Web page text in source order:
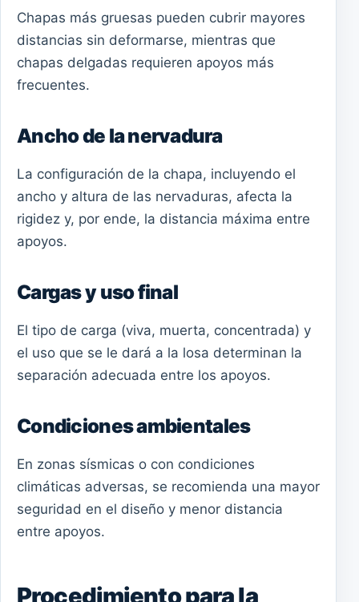
Chapas más gruesas pueden cubrir mayores
distancias sin deformarse, mientras que
chapas delgadas requieren apoyos más
frecuentes.
Ancho de la nervadura
La configuración de la chapa, incluyendo el
ancho y altura de las nervaduras, afecta la
rigidez y, por ende, la distancia máxima entre
apoyos.
Cargas y uso final
El tipo de carga (viva, muerta, concentrada) y
el uso que se le dará a la losa determinan la
separación adecuada entre los apoyos.
Condiciones ambientales
En zonas sísmicas o con condiciones
climáticas adversas, se recomienda una mayor
seguridad en el diseño y menor distancia
entre apoyos.
Procedimiento para la